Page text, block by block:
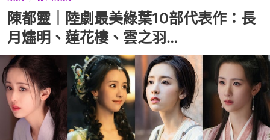
陳都靈｜陸劇最美綠葉10部代表作：長
月燼明、蓮花樓、雲之羽…